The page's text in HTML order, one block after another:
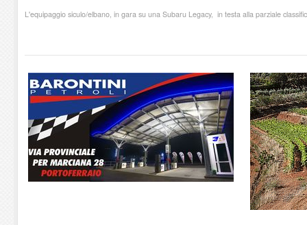
L'equipaggio siculo/elbano, in gara su una Subaru Legacy, in testa alla parziale